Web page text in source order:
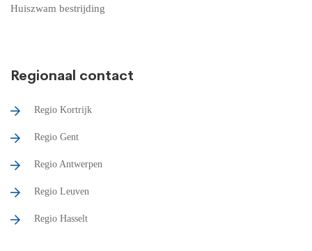
Huiszwam bestrijding
Regionaal contact
Regio Kortrijk
Regio Gent
Regio Antwerpen
Regio Leuven
Regio Hasselt